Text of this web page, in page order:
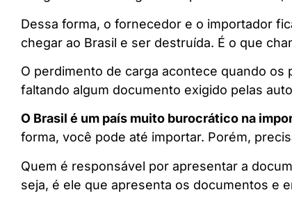
Dessa forma, o fornecedor e o importador
chegar ao Brasil e ser destruída. É o que
O perdimento de carga acontece quando
faltando algum documento exigido pelas
O Brasil é um país muito burocrático na
forma, você pode até importar. Porém,
Quem é responsável por apresentar a
seja, é ele que apresenta os documentos e